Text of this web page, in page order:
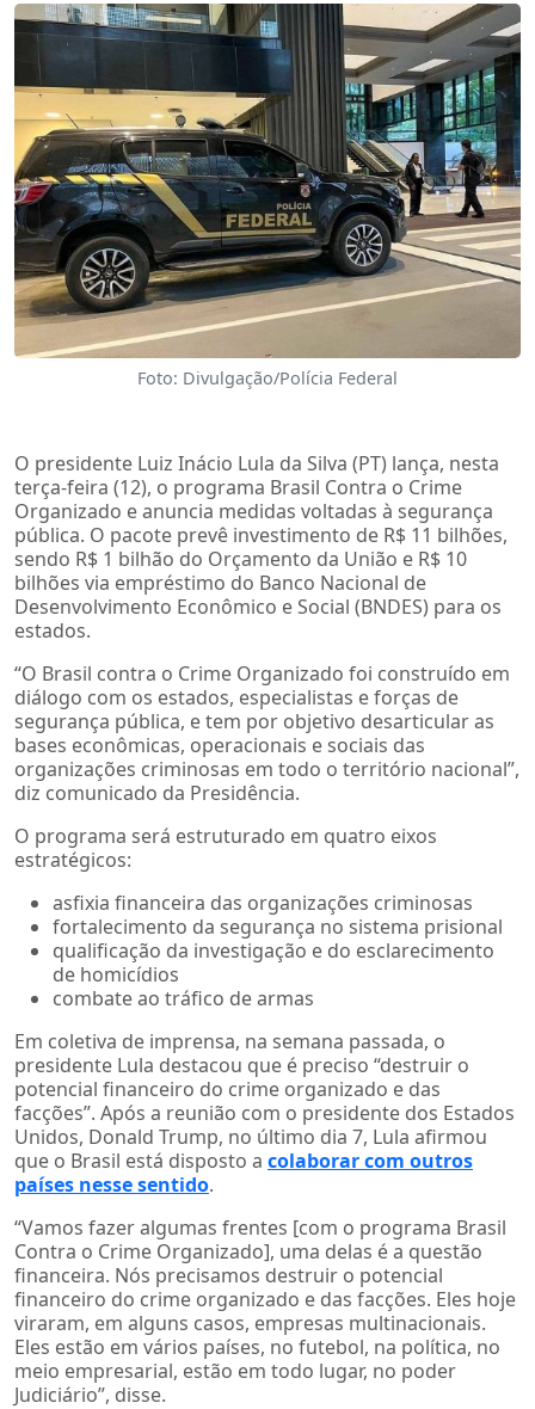
Foto: Divulgação/Polícia Federal
O presidente Luiz Inácio Lula da Silva (PT) lança, nesta
terça-feira (12), o programa Brasil Contra o Crime
Organizado e anuncia medidas voltadas à segurança
pública. O pacote prevê investimento de R$ 11 bilhões,
sendo R$ 1 bilhão do Orçamento da União e R$ 10
bilhões via empréstimo do Banco Nacional de
Desenvolvimento Econômico e Social (BNDES) para os
estados.
“O Brasil contra o Crime Organizado foi construído em
diálogo com os estados, especialistas e forças de
segurança pública, e tem por objetivo desarticular as
bases econômicas, operacionais e sociais das
organizações criminosas em todo o território nacional”,
diz comunicado da Presidência.
O programa será estruturado em quatro eixos
estratégicos:
asfixia financeira das organizações criminosas
fortalecimento da segurança no sistema prisional
qualificação da investigação e do esclarecimento
de homicídios
combate ao tráfico de armas
Em coletiva de imprensa, na semana passada, o
presidente Lula destacou que é preciso “destruir o
potencial financeiro do crime organizado e das
facções”. Após a reunião com o presidente dos Estados
Unidos, Donald Trump, no último dia 7, Lula afirmou
que o Brasil está disposto a colaborar com outros
países nesse sentido.
“Vamos fazer algumas frentes [com o programa Brasil
Contra o Crime Organizado], uma delas é a questão
financeira. Nós precisamos destruir o potencial
financeiro do crime organizado e das facções. Eles hoje
viraram, em alguns casos, empresas multinacionais.
Eles estão em vários países, no futebol, na política, no
meio empresarial, estão em todo lugar, no poder
Judiciário”, disse.